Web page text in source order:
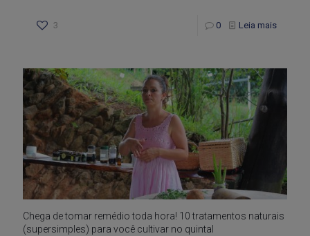
3 0 Leia mais
Chega de tomar remédio toda hora! 10 tratamentos naturais
(supersimples) para você cultivar no quintal